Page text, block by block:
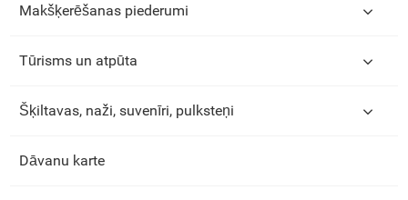
Makšķerēšanas piederumi
Tūrisms un atpūta
Šķiltavas, naži, suvenīri, pulksteņi
Dāvanu karte